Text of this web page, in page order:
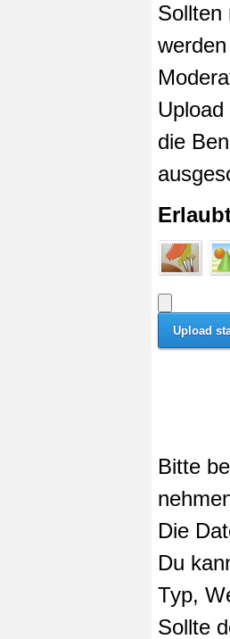
Sollten
die
Bitte
Die
Du
Typ,
Sollte